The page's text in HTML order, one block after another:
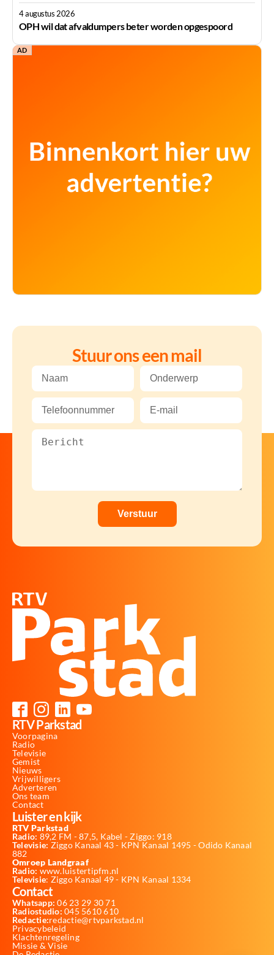
4 augustus 2026
OPH wil dat afvaldumpers beter worden opgespoord
AD
Stuur ons een mail
RTV Parkstad
Voorpagina
Radio
Televisie
Gemist
Nieuws
Vrijwilligers
Adverteren
Ons team
Contact
Luister en kijk
RTV Parkstad
Radio: 89,2 FM - 87,5, Kabel - Ziggo: 918
Televisie: Ziggo Kanaal 43 - KPN Kanaal 1495 - Odido Kanaal
882
Omroep Landgraaf
Radio: www.luistertipfm.nl
Televisie: Ziggo Kanaal 49 - KPN Kanaal 1334
Contact
Whatsapp: 06 23 29 30 71
Radiostudio: 045 5610 610
Redactie:redactie@rtvparkstad.nl
Privacybeleid
Klachtenregeling
Missie & Visie